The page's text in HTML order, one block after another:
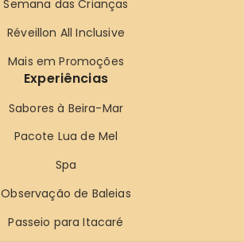
Semana das Crianças
Réveillon All Inclusive
Mais em Promoções
Experiências
Sabores à Beira-Mar
Pacote Lua de Mel
Spa
Observação de Baleias
Passeio para Itacaré